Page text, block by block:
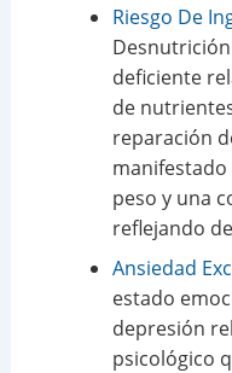
Riesgo De
deficiente
de
reparación
peso y una
reflejando
Ansiedad
estado
depresión
psicológico